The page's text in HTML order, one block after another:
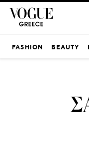
FASHION BEAUTY